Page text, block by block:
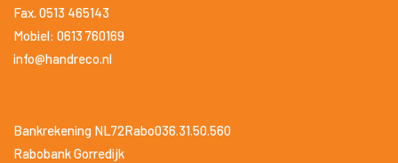
Fax. 0513 465143
Mobiel: 0613 760169
info@handreco.nl
Bankrekening NL72Rabo036.31.50.560
Rabobank Gorredijk